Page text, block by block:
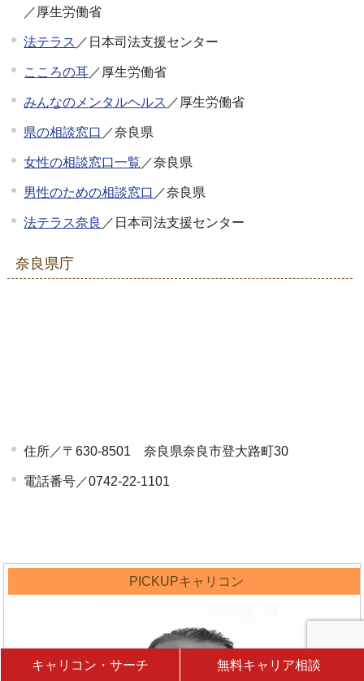
キャリコン・サーチ 無料キャリア相談
／厚生労働省
法テラス ／日本司法支援センター
こころの耳／厚生労働省
みんなのメンタルヘルス ／厚生労働省
県の相談窓口 ／奈良県
女性の相談窓口一覧 ／奈良県
男性のための相談窓口 ／奈良県
法テラス奈良 ／日本司法支援センター
奈良県庁
住所／〒630-8501 奈良県奈良市登大路町30
電話番号／0742-22-1101
PICKUPキャリコン